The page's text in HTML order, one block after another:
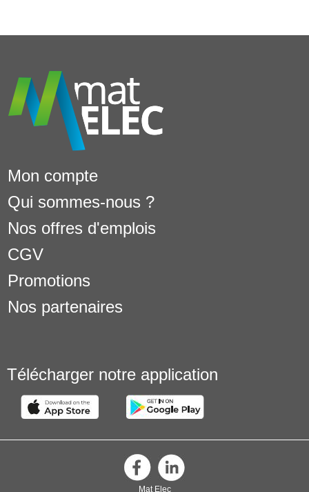
Mon compte
Qui sommes-nous ?
Nos offres d'emplois
CGV
Promotions
Nos partenaires
Télécharger notre application
Mat Elec